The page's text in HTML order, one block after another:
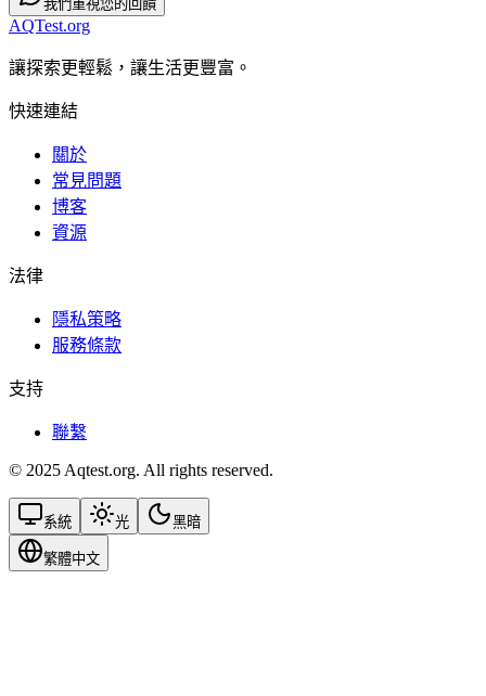
我們重視您的回饋
AQTest.org
讓探索更輕鬆，讓生活更豐富。
快速連結
關於
常見問題
博客
資源
法律
隱私策略
服務條款
支持
聯繫
© 2025 Aqtest.org. All rights reserved.
系統 光 黑暗
繁體中文